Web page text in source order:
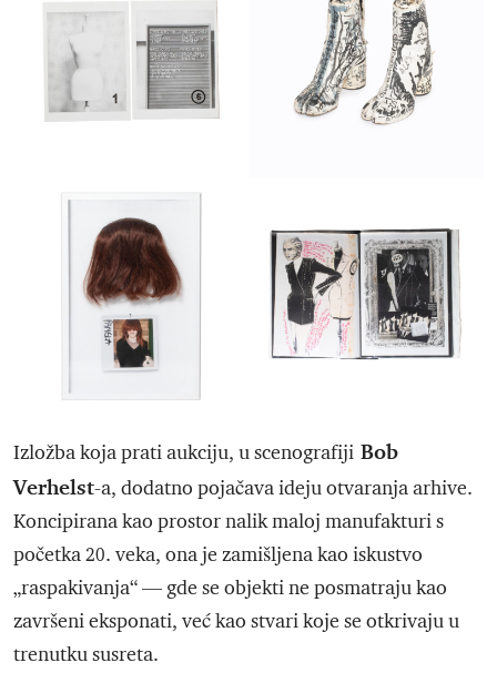
Izložba koja prati aukciju, u scenografiji Bob
Verhelst-a, dodatno pojačava ideju otvaranja arhive.
Koncipirana kao prostor nalik maloj manufakturi s
početka 20. veka, ona je zamišljena kao iskustvo
„raspakivanja“ — gde se objekti ne posmatraju kao
završeni eksponati, već kao stvari koje se otkrivaju u
trenutku susreta.